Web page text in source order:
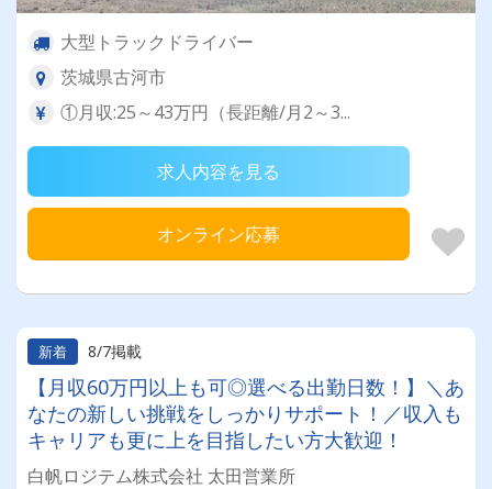
大型トラックドライバー
茨城県古河市
①月収:25～43万円（長距離/月2～3...
求人内容を見る
オンライン応募
新着 8/7掲載
【月収60万円以上も可◎選べる出勤日数！】＼あ
なたの新しい挑戦をしっかりサポート！／収入も
キャリアも更に上を目指したい方大歓迎！
白帆ロジテム株式会社 太田営業所